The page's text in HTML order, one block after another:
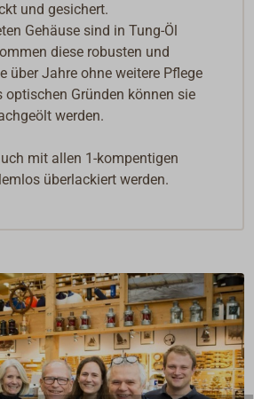
und gesichert.
Gehäuse sind in Tung-Öl
diese robusten und
über Jahre ohne weitere Pflege
optischen Gründen können sie
werden.
mit allen 1-kompentigen
überlackiert werden.